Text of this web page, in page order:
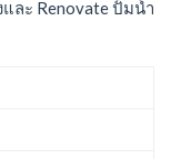
ละ Renovate ปั้มน้ำ